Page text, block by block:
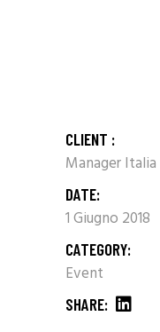
CLIENT :
Manager Italia
DATE:
1 Giugno 2018
CATEGORY:
Event
SHARE: